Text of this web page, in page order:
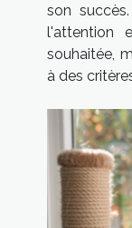
son
l'attention
souhaitée,
à des